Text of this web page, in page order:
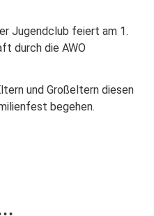
Jugendclub feiert am 1.
durch die AWO
und Großeltern diesen
begehen.